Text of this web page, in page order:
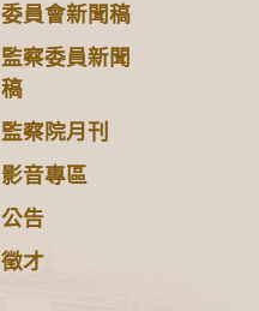
委員會新聞稿
監察委員新聞
稿
監察院月刊
影音專區
公告
徵才